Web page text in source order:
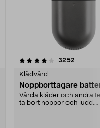
3252
Klädvård
Noppborttagare
Vårda kläder och andra
ta bort noppor och ludd.
4.5av 5 stjärnor